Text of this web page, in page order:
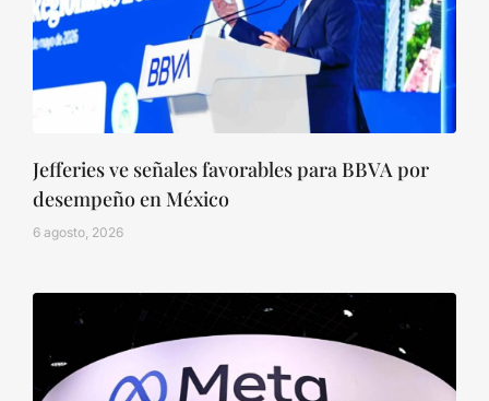
Jefferies ve señales favorables para BBVA por
desempeño en México
6 agosto, 2026